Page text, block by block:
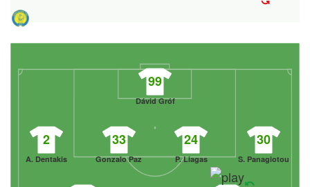
99
Dávid Gróf
30
S. Panagiotou
24
P. Liagas
33
Gonzalo Paz
2
A. Dentakis